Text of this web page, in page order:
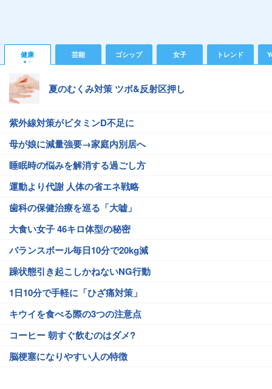
健康 芸能 ゴシップ 女子 トレンド
夏のむくみ対策 ツボ&反射区押し
紫外線対策がビタミンD不足に
母が娘に減量強要→家庭内別居へ
睡眠時の悩みを解消する過ごし方
運動より代謝 人体の省エネ戦略
歯科の保健治療を巡る「大嘘」
大食い女子 46キロ体型の秘密
バランスボール毎日10分で20kg減
躁状態引き起こしかねないNG行動
1日10分で手軽に「ひざ痛対策」
キウイを食べる際の3つの注意点
コーヒー 朝すぐ飲むのはダメ?
脳梗塞になりやすい人の特徴